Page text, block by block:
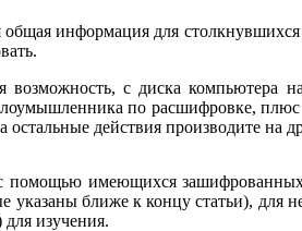
общая информация для
возможность, с диска компьютера
по расшифровке,
действия производите на
имеющихся зашифрованных
указаны ближе к концу статьи),
изучения.